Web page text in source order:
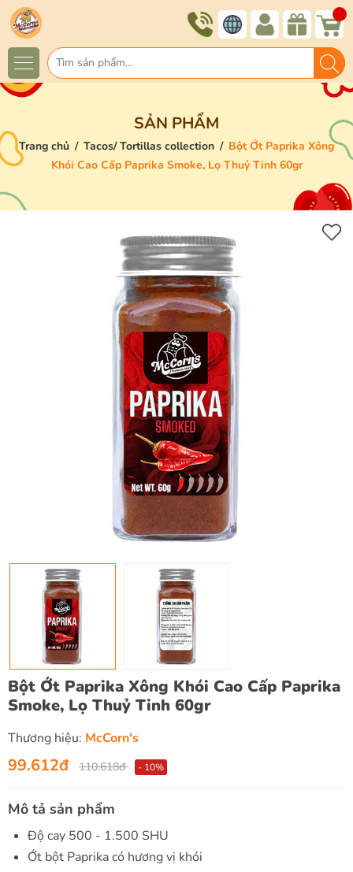
SẢN PHẨM
Trang chủ / Tacos/ Tortillas collection / Bột Ớt Paprika Xông
Khói Cao Cấp Paprika Smoke, Lọ Thuỷ Tinh 60gr
Bột Ớt Paprika Xông Khói Cao Cấp Paprika
Smoke, Lọ Thuỷ Tinh 60gr
Thương hiệu: McCorn's
99.612đ 110.618đ - 10%
Mô tả sản phẩm
Độ cay 500 - 1.500 SHU
Ớt bột Paprika có hương vị khói